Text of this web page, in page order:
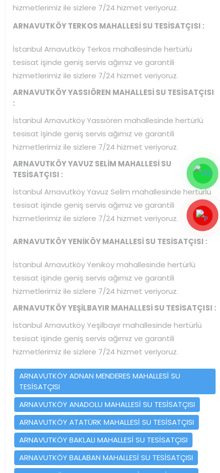
hizmetlerimiz ile sizlere 7/24 hizmet veriyoruz.
ARNAVUTKÖY TERKOS MAHALLESİ SU TESİSATÇISI :
İstanbul Arnavutköy Terkos mahallesinde hertürlü
tesisat işinde geniş servis ağımız ve garantili
hizmetlerimiz ile sizlere 7/24 hizmet veriyoruz.
ARNAVUTKÖY YASSIÖREN MAHALLESİ SU TESİSATÇISI
:
İstanbul Arnavutköy Yassıören mahallesinde hertürlü
tesisat işinde geniş servis ağımız ve garantili
hizmetlerimiz ile sizlere 7/24 hizmet veriyoruz.
ARNAVUTKÖY YAVUZ SELİM MAHALLESİ SU
TESİSATÇISI :
İstanbul Arnavutköy Yavuz Selim mahallesinde hertürlü
tesisat işinde geniş servis ağımız ve garantili
hizmetlerimiz ile sizlere 7/24 hizmet veriyoruz.
ARNAVUTKÖY YENİKÖY MAHALLESİ SU TESİSATÇISI :
İstanbul Arnavutköy Yeniköy mahallesinde hertürlü
tesisat işinde geniş servis ağımız ve garantili
hizmetlerimiz ile sizlere 7/24 hizmet veriyoruz.
ARNAVUTKÖY YEŞİLBAYIR MAHALLESİ SU TESİSATÇISI :
İstanbul Arnavutköy Yeşilbayır mahallesinde hertürlü
tesisat işinde geniş servis ağımız ve garantili
hizmetlerimiz ile sizlere 7/24 hizmet veriyoruz.
ARNAVUTKÖY ADNAN MENDERES MAHALLESİ SU
TESİSATÇISI
ARNAVUTKÖY ANADOLU MAHALLESİ SU TESİSATÇISI
ARNAVUTKÖY ATATÜRK MAHALLESİ SU TESİSATÇISI
ARNAVUTKÖY BAKLALI MAHALLESİ SU TESİSATÇISI
ARNAVUTKÖY BALABAN MAHALLESİ SU TESİSATÇISI